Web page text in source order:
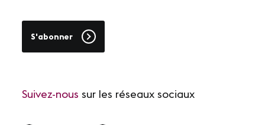
S'abonner
Suivez-nous sur les réseaux sociaux